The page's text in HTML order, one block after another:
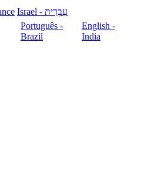
עִבְרִית - Israel
Português -
Brazil
English -
India